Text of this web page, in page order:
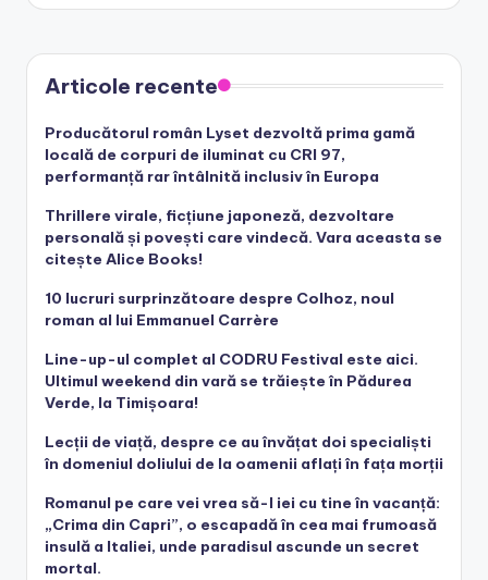
Articole recente
Producătorul român Lyset dezvoltă prima gamă
locală de corpuri de iluminat cu CRI 97,
performanță rar întâlnită inclusiv în Europa
Thrillere virale, ficțiune japoneză, dezvoltare
personală și povești care vindecă. Vara aceasta se
citește Alice Books!
10 lucruri surprinzătoare despre Colhoz, noul
roman al lui Emmanuel Carrère
Line-up-ul complet al CODRU Festival este aici.
Ultimul weekend din vară se trăiește în Pădurea
Verde, la Timișoara!
Lecții de viață, despre ce au învățat doi specialiști
în domeniul doliului de la oamenii aflați în fața morții
Romanul pe care vei vrea să-l iei cu tine în vacanță:
„Crima din Capri”, o escapadă în cea mai frumoasă
insulă a Italiei, unde paradisul ascunde un secret
mortal.